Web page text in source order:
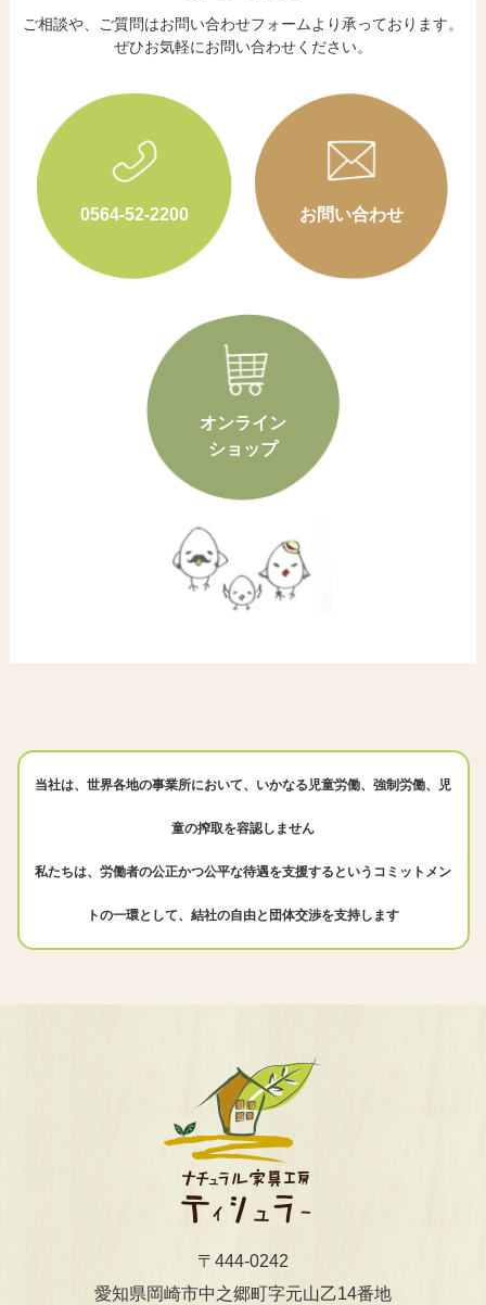
ご相談や、ご質問はお問い合わせフォームより承っております。
​​​​​​​ぜひお気軽にお問い合わせください。
0564-52-2200 お問い合わせ
オンライン
ショップ
当社は、世界各地の事業所において、いかなる児童労働、強制労働、児
童の搾取を容認しません
私たちは、労働者の公正かつ公平な待遇を支援するというコミットメン
トの一環として、結社の自由と団体交渉を支持します
〒444-0242
​​​​​​​愛知県岡崎市中之郷町字元山乙14番地